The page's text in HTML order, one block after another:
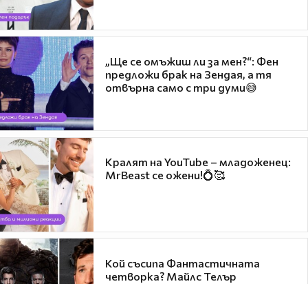
„Ще се омъжиш ли за мен?“: Фен
предложи брак на Зендая, а тя
отвърна само с три думи😅
Кралят на YouTube – младоженец:
MrBeast се ожени!💍🥰
Кой съсипа Фантастичната
четворка? Майлс Телър